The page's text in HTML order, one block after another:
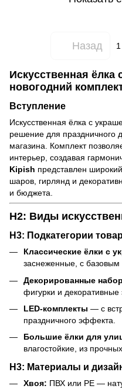
Назад 1
Искусственная
новогодний
Вступление
Искусственная ёлка с
решение для праздничного
магазина. Комплект
интерьер, создавая
Kipish представлен
шаров, гирлянд и
и бюджета.
H2: Виды
H3: Подкатегории
Классические ёлки с
заснеженные, с
Декорированные
фигурки и декоративные
LED-комплекты — с
праздничного эффекта.
Большие ёлки для
влагостойкие, из
H3: Материалы и
Хвоя: ПВХ или PE —